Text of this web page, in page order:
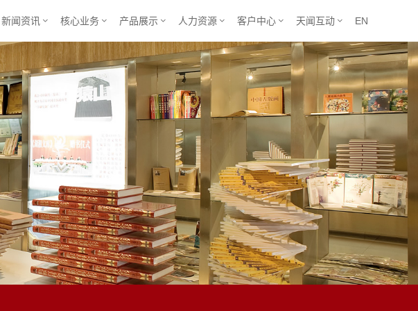
新闻资讯  核心业务  产品展示  人力资源  客户中心  天闻互动  EN